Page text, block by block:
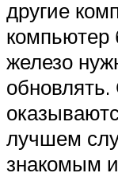
другие
компьютер
железо
лучшем
знакомым